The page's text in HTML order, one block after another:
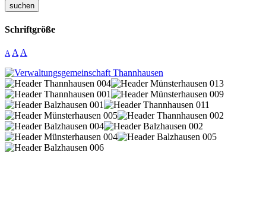
suchen
Schriftgröße
A A A